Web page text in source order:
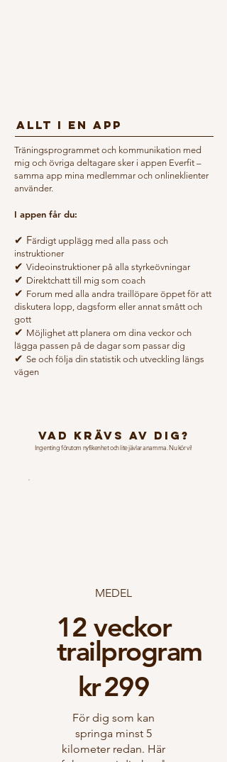
ALLT I EN APP
Träningsprogrammet och kommunikation med
mig och övriga deltagare sker i appen Everfit –
samma app mina medlemmar och onlineklienter
använder.
I appen får du:
✔ Färdigt upplägg med alla pass och
instruktioner
✔ Videoinstruktioner på alla styrkeövningar
✔ Direktchatt till mig som coach
✔ Forum med alla andra traillöpare öppet för att
diskutera lopp, dagsform eller annat smått och
gott
✔ Möjlighet att planera om dina veckor och
lägga passen på de dagar som passar dig
✔ Se och följa din statistik och utveckling längs
vägen
VAD KRÄVS AV DIG?
Ingenting förutom nyfikenhet och lite jävlar anamma. Nu kör vi!
MEDEL
12 veckor
trailprogram
kr299
För dig som kan
springa minst 5
kilometer redan. Här